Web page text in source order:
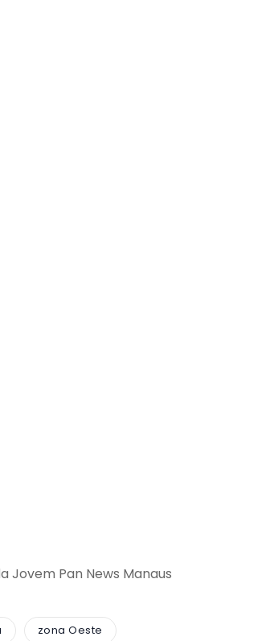
Jovem Pan News Manaus
zona Oeste